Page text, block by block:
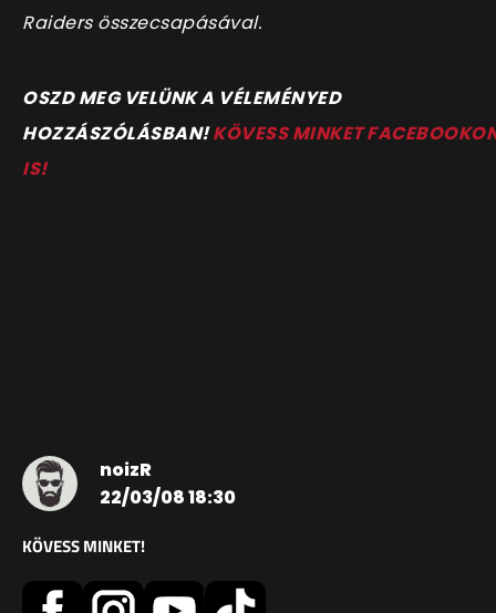
Raiders összecsapásával.
OSZD MEG VELÜNK A VÉLEMÉNYED
HOZZÁSZÓLÁSBAN!KÖVESS MINKET
IS!
noizR
22/03/08 18:30
KÖVESS MINKET!